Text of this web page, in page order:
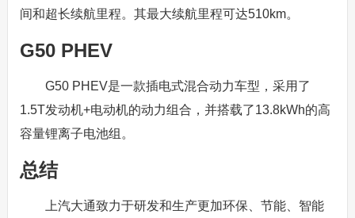
间和超长续航里程。其最大续航里程可达510km。
G50 PHEV
G50 PHEV是一款插电式混合动力车型，采用了
1.5T发动机+电动机的动力组合，并搭载了13.8kWh的高
容量锂离子电池组。
总结
上汽大通致力于研发和生产更加环保、节能、智能